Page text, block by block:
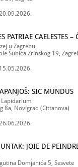
PATRIAE CAELESTES
u Zagrebu
Šubića Zrinskog 19,
SIC MUNDUS
Lapidarium
8a, Novigrad (Cittanova)
JOIE DE
Domjanića 5, Sesvete